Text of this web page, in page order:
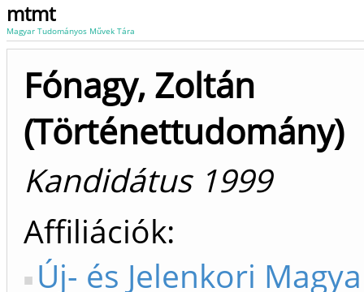
mtmt
Magyar Tudományos Művek Tára
Fónagy, Zoltán
(Történettudomány)
Kandidátus 1999
Affiliációk
Új- és Jelenkori